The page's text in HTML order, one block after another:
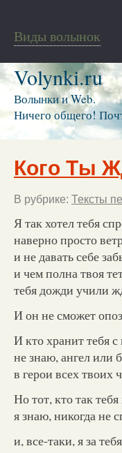
Виды волынок
Volynki.ru
Волынки и Web.
Ничего общего!
Кого Ты
В рубрике: Тексты
Я так хотел тебя
наверно просто
и не давать себе
и чем полна твоя
тебя дожди учили
И он не сможет
И кто хранит тебя с
не знаю, ангел или
в герои всех твоих
Но тот, кто так
я знаю, никогда не
и, все-таки, я за